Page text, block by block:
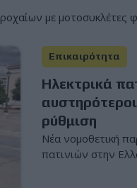
με μοτοσυκλέτες
Επικαιρότητα
Ηλεκτρικά
ρύθμιση
Νέα νομοθετική
πατινιών στην